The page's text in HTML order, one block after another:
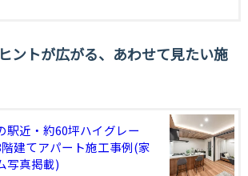
ントが広がる、あわせて見たい施
駅近・約60坪ハイグレー
建てアパート施工事例(家
写真掲載)